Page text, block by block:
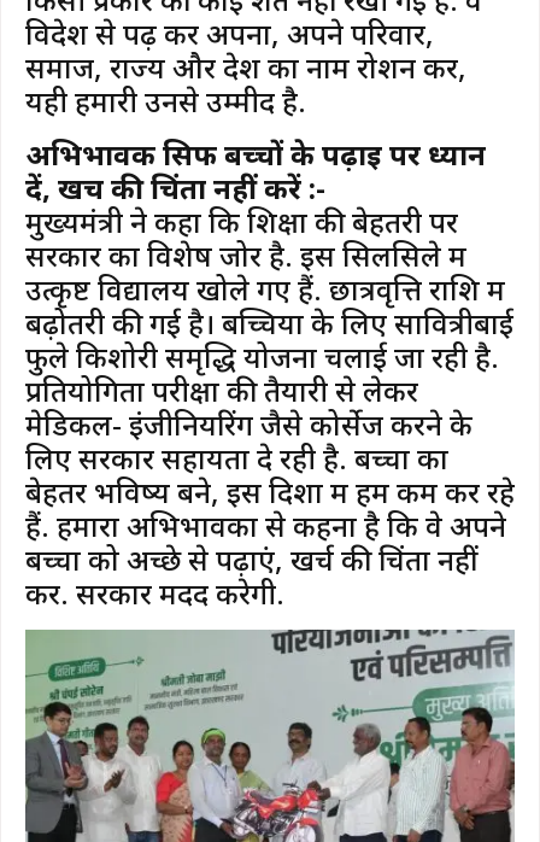
विदेश से पढ़ कर अपना, अपने परिवार,
समाज, राज्य और देश का नाम रोशन करें,
यही हमारी उनसे उम्मीद है.
अभिभावक सिर्फ बच्चों के पढ़ाई पर ध्यान
दें, खर्च की चिंता नहीं करें :-
मुख्यमंत्री ने कहा कि शिक्षा की बेहतरी पर
सरकार का विशेष जोर है. इस सिलसिले में
उत्कृष्ट विद्यालय खोले गए हैं. छात्रवृत्ति राशि में
बढ़ोतरी की गई है। बच्चियों के लिए सावित्रीबाई
फुले किशोरी समृद्धि योजना चलाई जा रही है.
प्रतियोगिता परीक्षा की तैयारी से लेकर
मेडिकल- इंजीनियरिंग जैसे कोर्सेज करने के
लिए सरकार सहायता दे रही है. बच्चों का
बेहतर भविष्य बने, इस दिशा में हम कम कर रहे
हैं. हमारा अभिभावकों से कहना है कि वे अपने
बच्चों को अच्छे से पढ़ाएं, खर्च की चिंता नहीं
करें. सरकार मदद करेगी.